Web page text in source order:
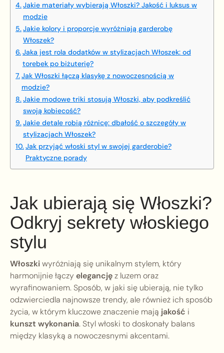
Jakie materiały wybierają Włoszki? Jakość i luksus w
modzie
Jakie kolory i proporcje wyróżniają garderobę
Włoszek?
Jaka jest rola dodatków w stylizacjach Włoszek: od
torebek po biżuterię?
Jak Włoszki łączą klasykę z nowoczesnością w
modzie?
Jakie modowe triki stosują Włoszki, aby podkreślić
swoją kobiecość?
Jakie detale robią różnicę: dbałość o szczegóły w
stylizacjach Włoszek?
Jak przyjąć włoski styl w swojej garderobie?
Praktyczne porady
Jak ubierają się Włoszki?
Odkryj sekrety włoskiego
stylu
Włoszkiwyróżniają się unikalnym stylem, który
harmonijnie łączy elegancjęz luzem oraz
wyrafinowaniem. Sposób, w jaki się ubierają, nie tylko
odzwierciedla najnowsze trendy, ale również ich sposób
życia, w którym kluczowe znaczenie mają jakość i
kunszt wykonania. Styl włoski to doskonały balans
między klasyką a nowoczesnymi akcentami.